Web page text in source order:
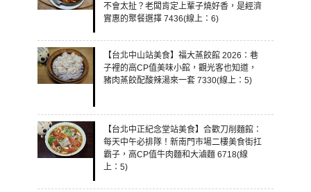
不會太扯？老闆肯定上輩子燒好香，是經濟
實惠的聚餐選擇 7436(線上：6)
【台北中山站美食】福大蒸餃館 2026：巷
子裡的高CP值美味小館，觀光客也知道，
豬肉蒸餃配酸辣湯來一套 7330(線上：5)
【台北中正紀念堂站美食】合歡刀削麵館：
每天中午必排隊！新南門市場二樓美食街扛
霸子，高CP值牛肉麵和大滷麵 6718(線
上：5)